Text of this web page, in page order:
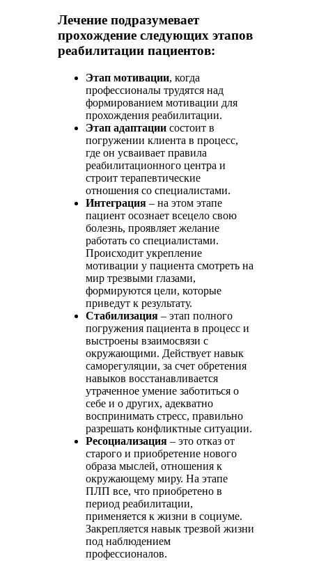
Лечение подразумевает
прохождение следующих этапов
реабилитации пациентов:
Этап мотивации, когда
профессионалы трудятся над
формированием мотивации для
прохождения реабилитации.
Этап адаптации состоит в
погружении клиента в процесс,
где он усваивает правила
реабилитационного центра и
строит терапевтические
отношения со специалистами.
Интеграция – на этом этапе
пациент осознает всецело свою
болезнь, проявляет желание
работать со специалистами.
Происходит укрепление
мотивации у пациента смотреть на
мир трезвыми глазами,
формируются цели, которые
приведут к результату.
Стабилизация – этап полного
погружения пациента в процесс и
выстроены взаимосвязи с
окружающими. Действует навык
саморегуляции, за счет обретения
навыков восстанавливается
утраченное умение заботиться о
себе и о других, адекватно
воспринимать стресс, правильно
разрешать конфликтные ситуации.
Ресоциализация – это отказ от
старого и приобретение нового
образа мыслей, отношения к
окружающему миру. На этапе
ПЛП все, что приобретено в
период реабилитации,
применяется к жизни в социуме.
Закрепляется навык трезвой жизни
под наблюдением
профессионалов.